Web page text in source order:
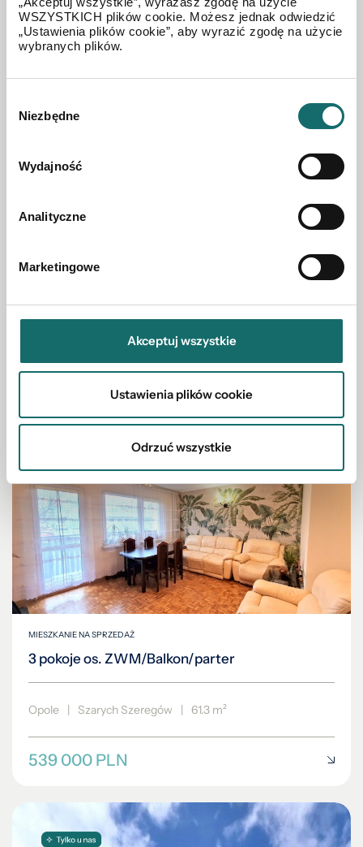
WSZYSTKICH plików cookie. Możesz jednak odwiedzić
„Ustawienia plików cookie”, aby wyrazić zgodę na użycie
wybranych plików.
zgody
Niezbędne
Wydajność
Analityczne
Marketingowe
Akceptuj wszystkie
Ustawienia plików cookie
Odrzuć wszystkie
Ozimek | ks. Jana Dzierżona | 36.4 m²
250 000 PLN
Kawalerka w Ozimku/ 1 piętro/
MIESZKANIE NA SPRZEDAŻ
3 pokoje os. ZWM/Balkon/parter
Opole | Szarych Szeregów | 61.3 m²
539 000 PLN